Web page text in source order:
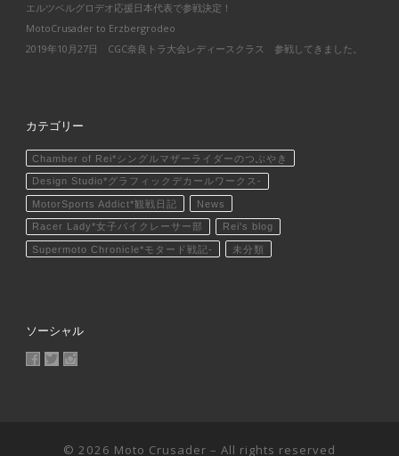
エルツベルグロデオ応援日本代表で参戦決定！
MotoCrusader to Erzbergrodeo
2019年10月27日 CGC奈良トラ大会レディースクラス 参戦してきました。
カテゴリー
Chamber of Rei*シングルマザーライダーのつぶやき
Design Studio*グラフィックデカールワークス-
MotorSports Addict*観戦日記 News
Racer Lady*女子バイクレーサー部 Rei's blog
Supermoto Chronicle*モタード戦記- 未分類
ソーシャル
MotoCrusader さんのプロフィールを Facebook で表示
@MotoCrusader さんのプロフィールを Twitter で表示
© 2026 Moto Crusader – All rights reserved